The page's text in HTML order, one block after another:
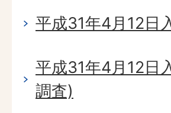
平成31年4月12日
平成31年4月12日
調査)